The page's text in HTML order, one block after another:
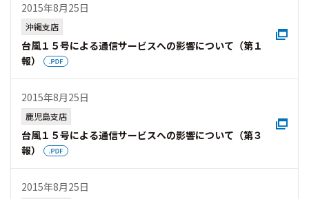
2015年8月25日
沖縄支店
台風１５号による通信サービスへの影響について（第１
報）
2015年8月25日
鹿児島支店
台風１５号による通信サービスへの影響について（第３
報）
2015年8月25日